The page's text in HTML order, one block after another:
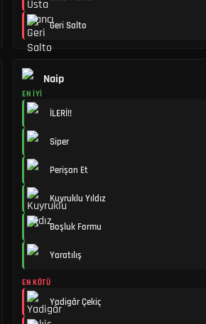
Geri Salto
Naip
EN İYI
İLERİ!!
Siper
Perişan Et
Kuyruklu Yıldız
Boşluk Formu
Yaratılış
EN KÖTÜ
Yadigâr Çekiç